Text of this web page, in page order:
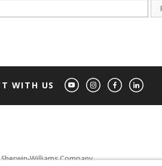
WITH US
Williams Company